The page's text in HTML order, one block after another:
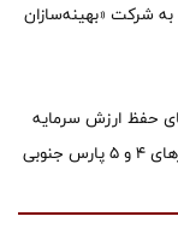
به شرکت «بهینه‌سازان
حفظ ارزش سرمایه